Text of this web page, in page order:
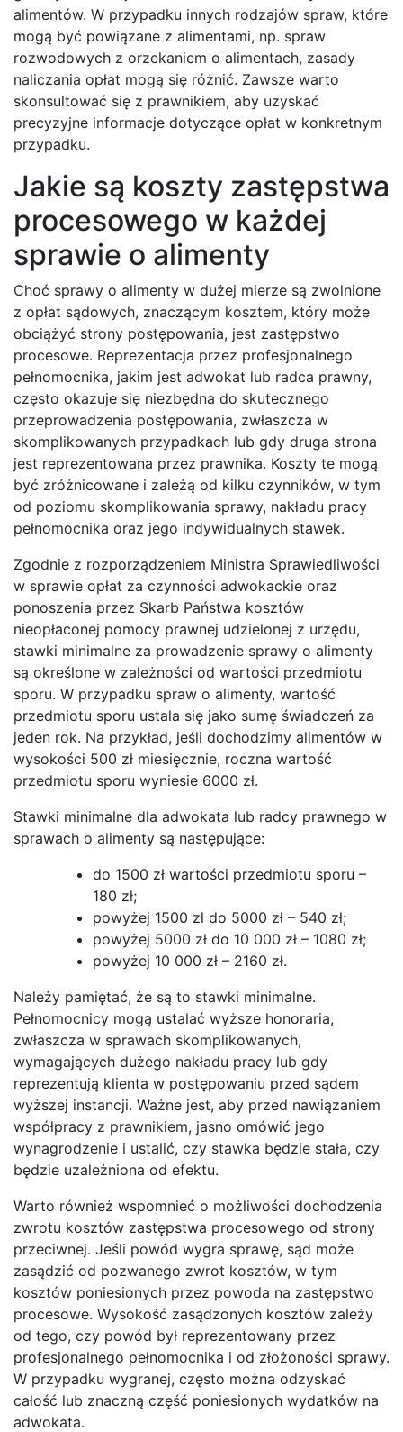
alimentów. W przypadku innych rodzajów spraw, które
mogą być powiązane z alimentami, np. spraw
rozwodowych z orzekaniem o alimentach, zasady
naliczania opłat mogą się różnić. Zawsze warto
skonsultować się z prawnikiem, aby uzyskać
precyzyjne informacje dotyczące opłat w konkretnym
przypadku.
Jakie są koszty zastępstwa
procesowego w każdej
sprawie o alimenty
Choć sprawy o alimenty w dużej mierze są zwolnione
z opłat sądowych, znaczącym kosztem, który może
obciążyć strony postępowania, jest zastępstwo
procesowe. Reprezentacja przez profesjonalnego
pełnomocnika, jakim jest adwokat lub radca prawny,
często okazuje się niezbędna do skutecznego
przeprowadzenia postępowania, zwłaszcza w
skomplikowanych przypadkach lub gdy druga strona
jest reprezentowana przez prawnika. Koszty te mogą
być zróżnicowane i zależą od kilku czynników, w tym
od poziomu skomplikowania sprawy, nakładu pracy
pełnomocnika oraz jego indywidualnych stawek.
Zgodnie z rozporządzeniem Ministra Sprawiedliwości
w sprawie opłat za czynności adwokackie oraz
ponoszenia przez Skarb Państwa kosztów
nieopłaconej pomocy prawnej udzielonej z urzędu,
stawki minimalne za prowadzenie sprawy o alimenty
są określone w zależności od wartości przedmiotu
sporu. W przypadku spraw o alimenty, wartość
przedmiotu sporu ustala się jako sumę świadczeń za
jeden rok. Na przykład, jeśli dochodzimy alimentów w
wysokości 500 zł miesięcznie, roczna wartość
przedmiotu sporu wyniesie 6000 zł.
Stawki minimalne dla adwokata lub radcy prawnego w
sprawach o alimenty są następujące:
do 1500 zł wartości przedmiotu sporu –
180 zł;
powyżej 1500 zł do 5000 zł – 540 zł;
powyżej 5000 zł do 10 000 zł – 1080 zł;
powyżej 10 000 zł – 2160 zł.
Należy pamiętać, że są to stawki minimalne.
Pełnomocnicy mogą ustalać wyższe honoraria,
zwłaszcza w sprawach skomplikowanych,
wymagających dużego nakładu pracy lub gdy
reprezentują klienta w postępowaniu przed sądem
wyższej instancji. Ważne jest, aby przed nawiązaniem
współpracy z prawnikiem, jasno omówić jego
wynagrodzenie i ustalić, czy stawka będzie stała, czy
będzie uzależniona od efektu.
Warto również wspomnieć o możliwości dochodzenia
zwrotu kosztów zastępstwa procesowego od strony
przeciwnej. Jeśli powód wygra sprawę, sąd może
zasądzić od pozwanego zwrot kosztów, w tym
kosztów poniesionych przez powoda na zastępstwo
procesowe. Wysokość zasądzonych kosztów zależy
od tego, czy powód był reprezentowany przez
profesjonalnego pełnomocnika i od złożoności sprawy.
W przypadku wygranej, często można odzyskać
całość lub znaczną część poniesionych wydatków na
adwokata.